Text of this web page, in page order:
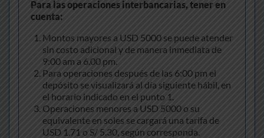
Para las operaciones interbancarias, tener en
cuenta:
Montos mayores a USD 5000 se puede atender
sin costo adicional y de manera inmediata de
9:00 am a 6.00 pm.
Para operaciones después de las 6:00 pm el
depósito se visualizará al día siguiente hábil, en
el horario indicado en el punto 1.
Operaciones menores a USD 5000 o su
equivalente en soles se cargará una tarifa de
USD 1.71 o S/ 5.30, según corresponda.